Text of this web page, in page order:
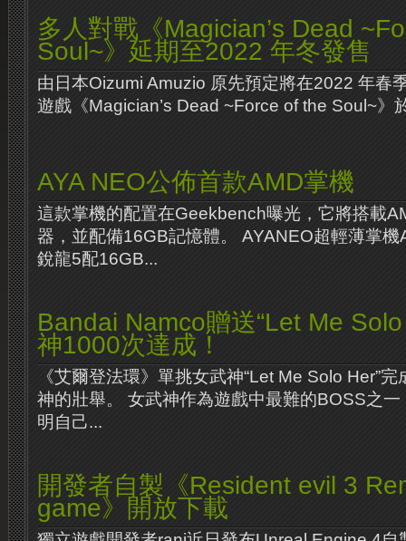
多人對戰《Magician’s Dead
Soul~》延期至2022 年冬發售
由日本Oizumi Amuzio 原先預定將在2022 年春
遊戲《Magician’s Dead ~Force of the Soul~》
AYA NEO公佈首款AMD掌機
這款掌機的配置在Geekbench曝光，它將搭載
器，並配備16GB記憶體。 AYANEO超輕薄掌
銳龍5配16GB...
Bandai Namco贈送“Let Me
神1000次達成！
《艾爾登法環》單挑女武神“Let Me Solo Her”
神的壯舉。 女武神作為遊戲中最難的BOSS之
明自己...
開發者自製《Resident evil 3
game》開放下載